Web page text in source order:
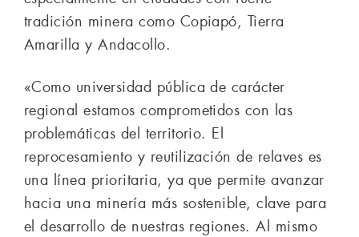
tradición minera como Copiapó, Tierra
Amarilla y Andacollo.
«Como universidad pública de carácter
regional estamos comprometidos con las
problemáticas del territorio. El
reprocesamiento y reutilización de relaves es
una línea prioritaria, ya que permite avanzar
hacia una minería más sostenible, clave para
el desarrollo de nuestras regiones. Al mismo